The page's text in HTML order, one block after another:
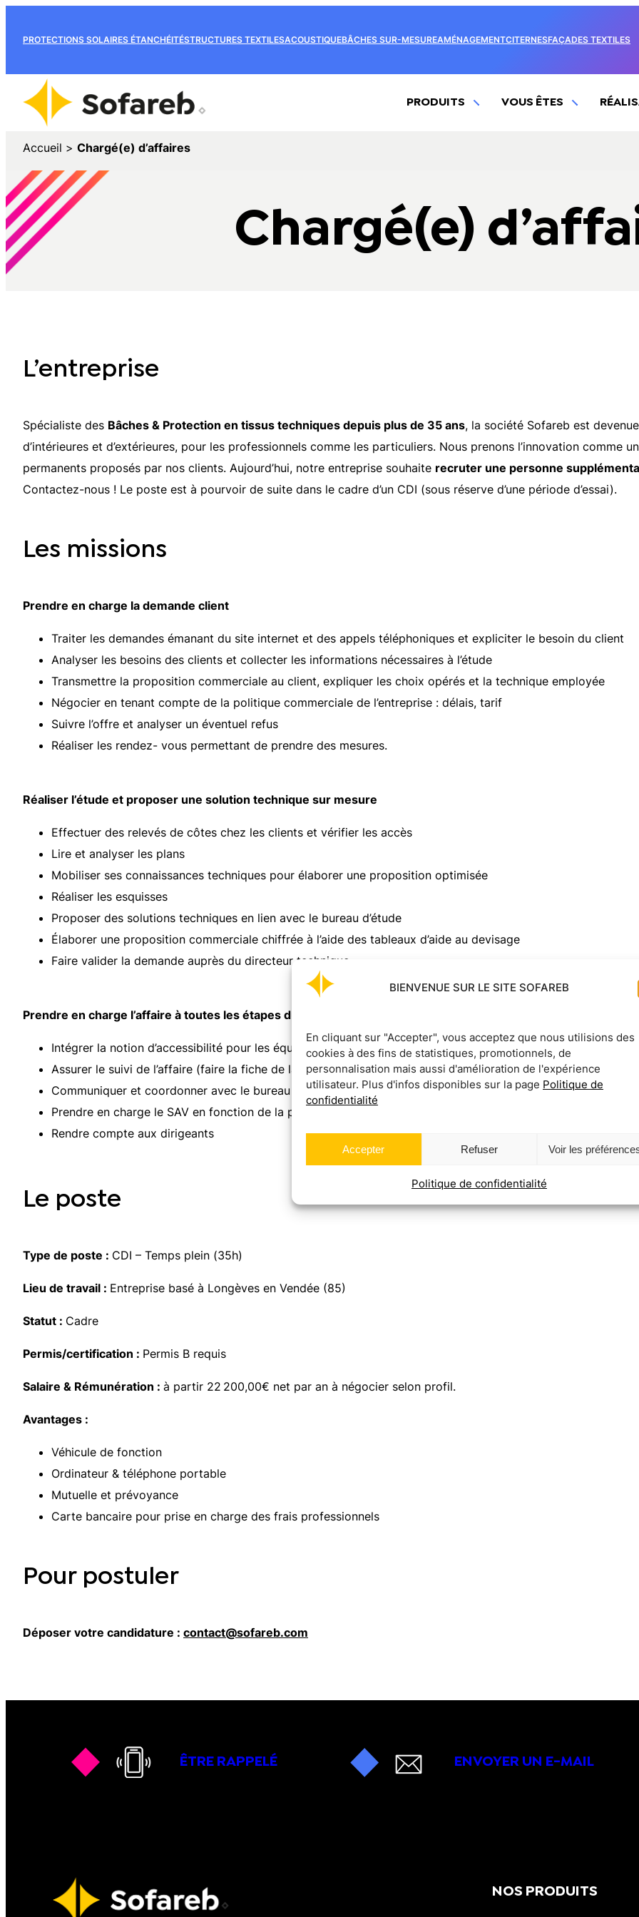
BIENVENUE SUR LE SITE SOFAREB
En cliquant sur "Accepter", vous acceptez que nous utilisions des
cookies à des fins de statistiques, promotionnels, de
personnalisation mais aussi d'amélioration de l'expérience
utilisateur. Plus d'infos disponibles sur la page Politique de
confidentialité
Accepter Refuser Voir les
Politique de confidentialité
PROTECTIONS SOLAIRES ÉTANCHÉITÉSTRUCTURES TEXTILESACOUSTIQUEBÂCHES SUR-MESUREAMÉNAGEMENTCITERNESFAÇADES TEXTILES
PRODUITS VOUS ÊTES
Accueil > Chargé(e) d’affaires
Chargé(e)
L’entreprise
Spécialiste des Bâches & Protection en tissus techniques depuis plus de 35 ans, la société Sofareb est
d’intérieures et d’extérieures, pour les professionnels comme les particuliers. Nous prenons l’innovation comme
permanents proposés par nos clients. Aujourd’hui, notre entreprise souhaite recruter une personne
Contactez-nous ! Le poste est à pourvoir de suite dans le cadre d’un CDI (sous réserve d’une période d’essai).
Les missions
Prendre en charge la demande client
Traiter les demandes émanant du site internet et des appels téléphoniques et expliciter le besoin du client
Analyser les besoins des clients et collecter les informations nécessaires à l’étude
Transmettre la proposition commerciale au client, expliquer les choix opérés et la technique employée
Négocier en tenant compte de la politique commerciale de l’entreprise : délais, tarif
Suivre l’offre et analyser un éventuel refus
Réaliser les rendez- vous permettant de prendre des mesures.
Réaliser l’étude et proposer une solution technique sur mesure
Effectuer des relevés de côtes chez les clients et vérifier les accès
Lire et analyser les plans
Mobiliser ses connaissances techniques pour élaborer une proposition optimisée
Réaliser les esquisses
Proposer des solutions techniques en lien avec le bureau d’étude
Élaborer une proposition commerciale chiffrée à l’aide des tableaux d’aide au devisage
Faire valider la demande auprès du directeur technique
Prendre en charge l’affaire à toutes les étapes du cycle de vente
Intégrer la notion d’accessibilité pour les équipes techniques
Assurer le suivi de l’affaire (faire la fiche de lancement) et la pose chez le client, jusqu’à la collecte du
Communiquer et coordonner avec le bureau d’étude, le directeur de production, les achats
Prendre en charge le SAV en fonction de la procédure
Rendre compte aux dirigeants
Le poste
Type de poste : CDI – Temps plein (35h)
Lieu de travail : Entreprise basé à Longèves en Vendée (85)
Statut : Cadre
Permis/certification : Permis B requis
Salaire & Rémunération : à partir 22 200,00€ net par an à négocier selon profil.
Avantages :
Véhicule de fonction
Ordinateur & téléphone portable
Mutuelle et prévoyance
Carte bancaire pour prise en charge des frais professionnels
Pour postuler
Déposer votre candidature : contact@sofareb.com
ÊTRE RAPPELÉ ENVOYER UN E-MAIL
NOS PRODUITS